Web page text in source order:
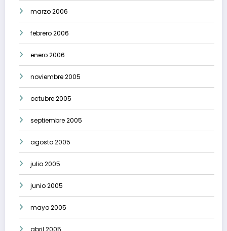
marzo 2006
febrero 2006
enero 2006
noviembre 2005
octubre 2005
septiembre 2005
agosto 2005
julio 2005
junio 2005
mayo 2005